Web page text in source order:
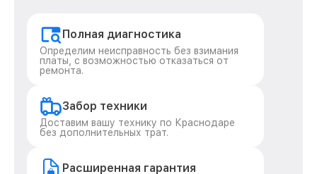
Полная диагностика
Определим неисправность без взимания
платы, с возможностью отказаться от
ремонта.
Забор техники
Доставим вашу технику по Краснодаре
без дополнительных трат.
Расширенная гарантия